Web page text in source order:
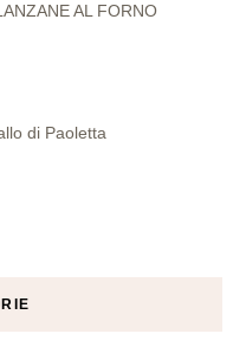
AL FORNO
di Paoletta